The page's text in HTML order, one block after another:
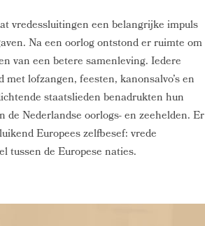
vredessluitingen een belangrijke impuls
Na een oorlog ontstond er ruimte om
van een betere samenleving. Iedere
lofzangen, feesten, kanonsalvo’s en
staatslieden benadrukten hun
de Nederlandse oorlogs- en zeehelden. Er
Europees zelfbesef: vrede
tussen de Europese naties.